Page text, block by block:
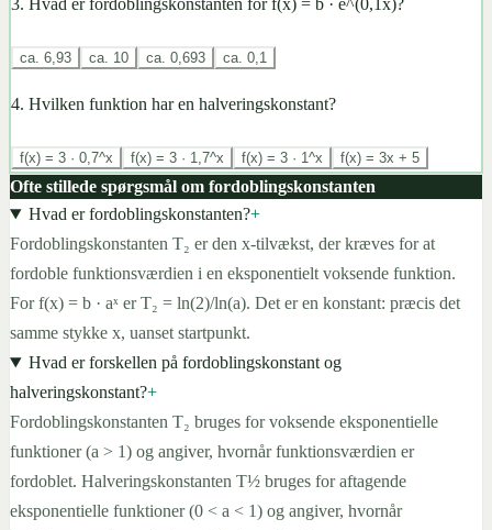
3. Hvad er fordoblingskonstanten for f(x) = b · e^(0,1x)?
ca. 6,93 ca. 10 ca. 0,693 ca. 0,1
4. Hvilken funktion har en halveringskonstant?
f(x) = 3 · 0,7^x f(x) = 3 · 1,7^x f(x) = 3 · 1^x f(x) = 3x + 5
Ofte stillede spørgsmål om fordoblingskonstanten
Hvad er fordoblingskonstanten?+
Fordoblingskonstanten T₂ er den x-tilvækst, der kræves for at
fordoble funktionsværdien i en eksponentielt voksende funktion.
For f(x) = b · aˣ er T₂ = ln(2)/ln(a). Det er en konstant: præcis det
samme stykke x, uanset startpunkt.
Hvad er forskellen på fordoblingskonstant og
halveringskonstant?+
Fordoblingskonstanten T₂ bruges for voksende eksponentielle
funktioner (a > 1) og angiver, hvornår funktionsværdien er
fordoblet. Halveringskonstanten T½ bruges for aftagende
eksponentielle funktioner (0 < a < 1) og angiver, hvornår